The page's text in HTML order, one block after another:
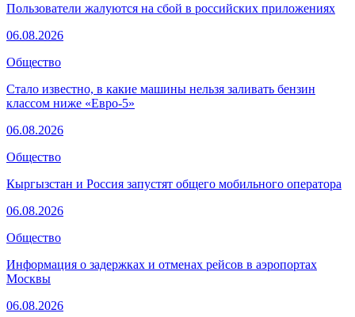
Пользователи жалуются на сбой в российских приложениях
06.08.2026
Общество
Стало известно, в какие машины нельзя заливать бензин
классом ниже «Евро-5»
06.08.2026
Общество
Кыргызстан и Россия запустят общего мобильного оператора
06.08.2026
Общество
Информация о задержках и отменах рейсов в аэропортах
Москвы
06.08.2026